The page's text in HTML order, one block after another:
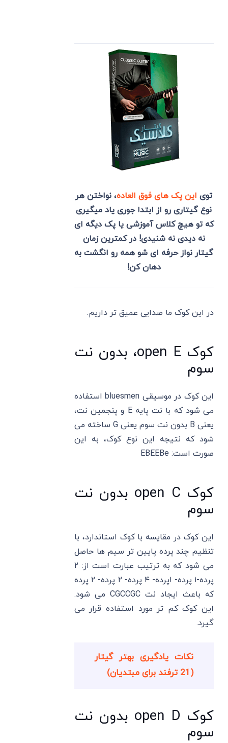
توی این پک های فوق العاده، نواختن هر
نوع گیتاری رو از ابتدا جوری یاد میگیری
که تو هیچ کلاس آموزشی یا پک دیگه ای
نه دیدی نه شنیدی! در کمترین زمان
گیتار نواز حرفه ای شو همه رو انگشت به
دهان کن!
در این کوک ما صدایی عمیق تر داریم.
کوک open E، بدون نت
سوم
این کوک در موسیقی bluesmen استفاده
می شود که با نت پایه E و پنجمین نت،
یعنی B بدون نت سوم یعنی G ساخته می
شود که نتیجه این نوع کوک، به این
صورت است: EBEEBe
کوک open C بدون نت
سوم
این کوک در مقایسه با کوک استاندارد، با
تنظیم چند پرده پایین تر سیم ها حاصل
می شود که به ترتیب عبارت است از: ۲
پرده-۱ پرده- ۱پرده- ۴ پرده- ۲ پرده- ۲ پرده
که باعث ایجاد نت CGCCGC می شود.
این کوک کم تر مورد استفاده قرار می
گیرد.
نکات یادگیری بهتر گیتار
(21 ترفند برای مبتدیان)
کوک open D بدون نت
سوم